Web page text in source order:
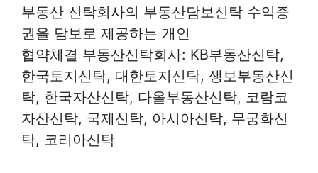
부동산 신탁회사의 부동산담보신탁 수익증
권을 담보로 제공하는 개인
협약체결 부동산신탁회사: KB부동산신탁,
한국토지신탁, 대한토지신탁, 생보부동산신
탁, 한국자산신탁, 다올부동산신탁, 코람코
자산신탁, 국제신탁, 아시아신탁, 무궁화신
탁, 코리아신탁